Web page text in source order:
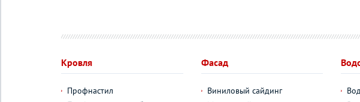
Кровля
Профнастил
Фасад
Виниловый сайдинг